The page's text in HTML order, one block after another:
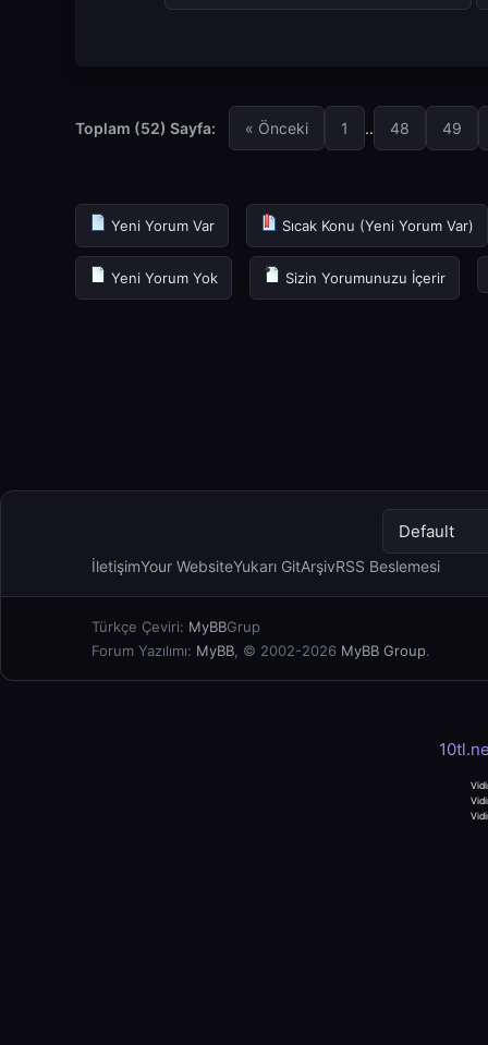
Toplam (52) Sayfa: « Önceki 1 .. 48 49
Yeni Yorum Var Sıcak Konu (Yeni Yorum Var)
Yeni Yorum Yok Sizin Yorumunuzu İçerir
İletişimYour WebsiteYukarı GitArşivRSS Beslemesi
Türkçe Çeviri: MyBBGrup
Forum Yazılımı: MyBB , © 2002-2026 MyBB Group.